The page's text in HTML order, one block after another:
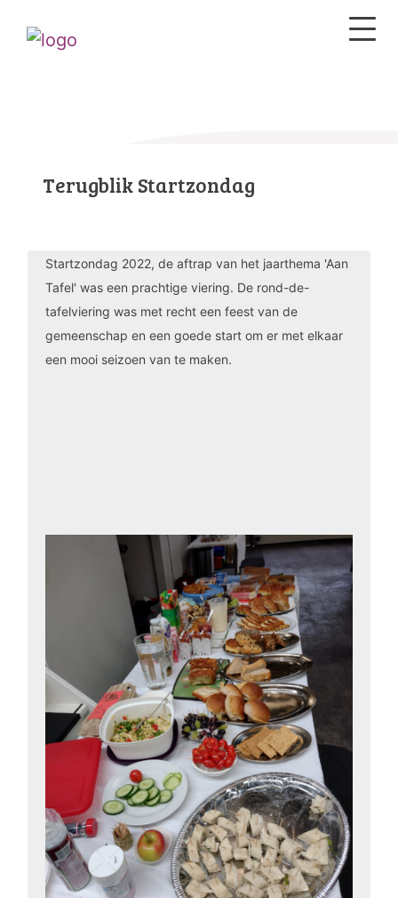
Terugblik Startzondag
Startzondag 2022, de aftrap van het jaarthema 'Aan
Tafel' was een prachtige viering. De rond-de-
tafelviering was met recht een feest van de
gemeenschap en een goede start om er met elkaar
een mooi seizoen van te maken.